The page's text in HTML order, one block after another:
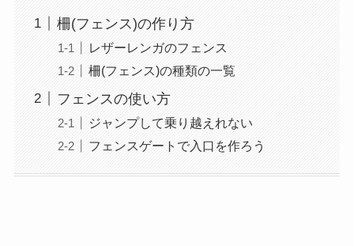
柵(フェンス)の作り方
レザーレンガのフェンス
柵(フェンス)の種類の一覧
フェンスの使い方
ジャンプして乗り越えれない
フェンスゲートで入口を作ろう